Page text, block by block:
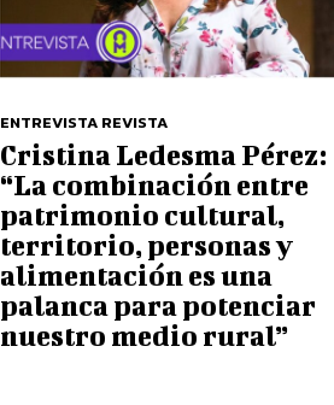
ENTREVISTA REVISTA
Cristina Ledesma Pérez:
“La combinación entre
patrimonio cultural,
territorio, personas y
alimentación es una
palanca para potenciar
nuestro medio rural”